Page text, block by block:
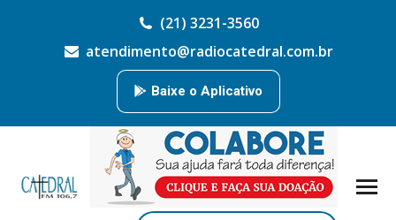
(21) 3231-3560
atendimento@radiocatedral.com.br
Baixe o Aplicativo